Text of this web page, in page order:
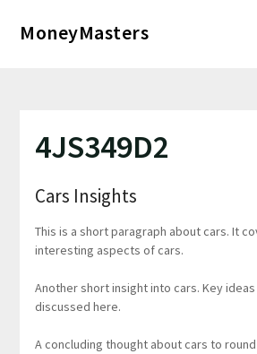
MoneyMasters
4JS349D2
Cars Insights
This is a short paragraph about cars. It
interesting aspects of cars.
Another short insight into cars. Key
discussed here.
A concluding thought about cars to